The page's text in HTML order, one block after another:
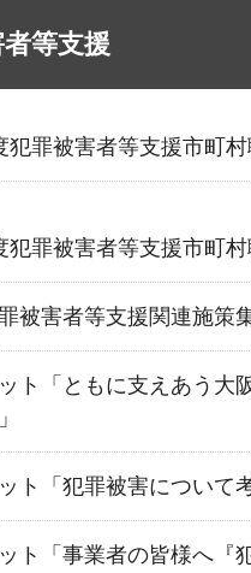
等支援
犯罪被害者等支援市町
犯罪被害者等支援市町
被害者等支援関連施策
ト「ともに支えあう大
ト「犯罪被害について
ト「事業者の皆様へ『